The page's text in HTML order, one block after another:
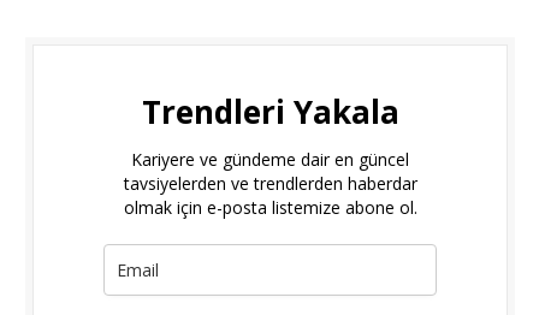
Trendleri Yakala
Kariyere ve gündeme dair en güncel
tavsiyelerden ve trendlerden haberdar
olmak için e-posta listemize abone ol.